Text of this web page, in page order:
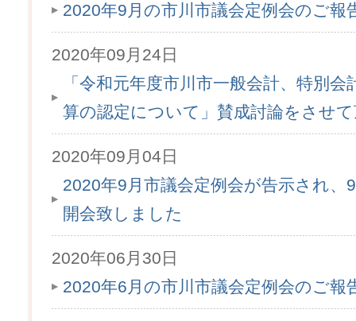
2020年9月の市川市議会定例会のご報
2020年09月24日
「令和元年度市川市一般会計、特別
算の認定について」賛成討論をさせ
2020年09月04日
2020年9月市議会定例会が告示され、
開会致しました
2020年06月30日
2020年6月の市川市議会定例会のご報